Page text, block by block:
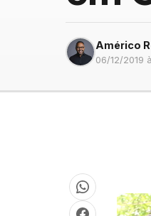
Américo
06/12/2019